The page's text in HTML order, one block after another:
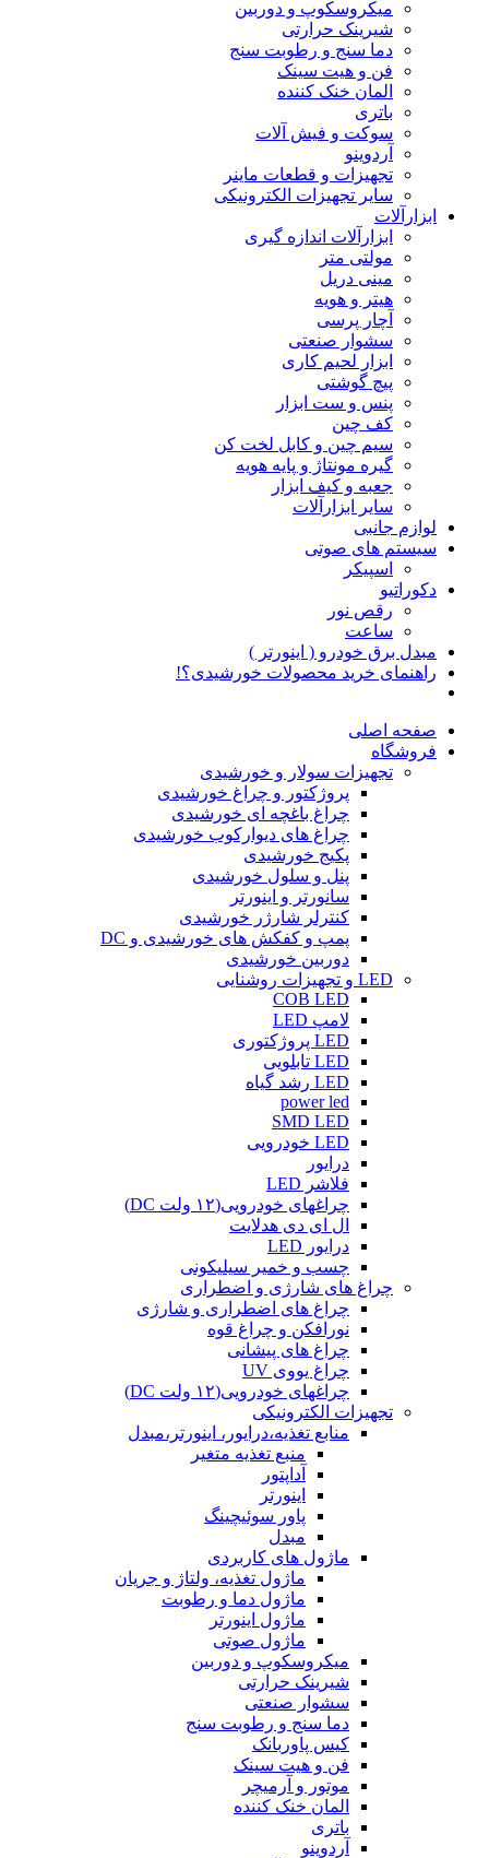
میکروسکوپ و دوربین
شیرینک حرارتی
دما سنج و رطوبت سنج
فن و هیت سینک
المان خنک کننده
باتری
سوکت و فیش آلات
آردوینو
تجهیزات و قطعات ماینر
سایر تجهیزات الکترونیکی
ابزارآلات
ابزارآلات اندازه گیری
مولتی متر
مینی دریل
هیتر و هویه
آچار پرسی
سشوار صنعتی
ابزار لحیم کاری
پیچ گوشتی
پنس و ست ابزار
کف چین
سیم چین و کابل لخت کن
گیره مونتاژ و پایه هویه
جعبه و کیف ابزار
سایر ابزارآلات
لوازم جانبی
سیستم های صوتی
اسپیکر
دکوراتیو
رقص نور
ساعت
مبدل برق خودرو ( اینورتر )
راهنمای خرید محصولات خورشیدی؟!
صفحه اصلی
فروشگاه
تجهیزات سولار و خورشیدی
پروژکتور و چراغ خورشیدی
چراغ باغچه ای خورشیدی
چراغ های دیوارکوب خورشیدی
پکیج خورشیدی
پنل و سلول خورشیدی
سانورتر و اینورتر
کنترلر شارژر خورشیدی
پمپ و کفکش های خورشیدی و DC
دوربین خورشیدی
LED و تجهیزات روشنایی
COB LED
لامپ LED
LED پروژکتوری
LED تابلویی
LED رشد گیاه
power led
SMD LED
LED خودرویی
درایور
فلاشر LED
چراغهای خودرویی(۱۲ ولت DC)
ال ای دی هدلایت
درایور LED
چسب و خمیر سیلیکونی
چراغ های شارژی و اضطراری
چراغ های اضطراری و شارژی
نورافکن و چراغ قوه
چراغ های پیشانی
چراغ یووی UV
چراغهای خودرویی(۱۲ ولت DC)
تجهیزات الکترونیکی
منابع تغذیه،درایور، اینورتر،مبدل
منبع تغذیه متغیر
آداپتور
اینورتر
پاور سوئیچینگ
مبدل
ماژول های کاربردی
ماژول تغذیه، ولتاژ و جریان
ماژول دما و رطوبت
ماژول اینورتر
ماژول صوتی
میکروسکوپ و دوربین
شیرینک حرارتی
سشوار صنعتی
دما سنج و رطوبت سنج
کیس پاوربانک
فن و هیت سینک
موتور و آرمیچر
المان خنک کننده
باتری
آردوینو